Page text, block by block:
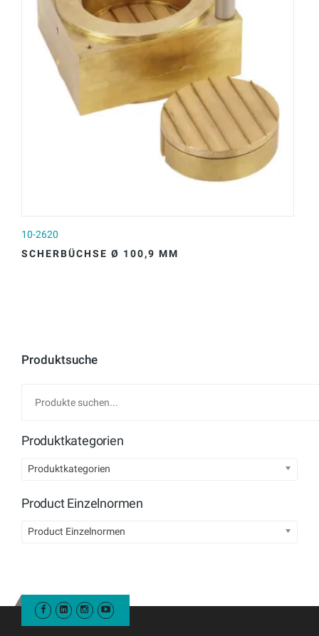
10-2620
SCHERBÜCHSE Ø 100,9 MM
Produktsuche
Produktkategorien
Produktkategorien
Product Einzelnormen
Product Einzelnormen